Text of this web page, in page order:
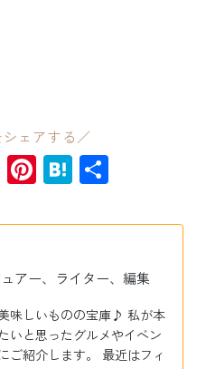
ェアする／
LinePinterest
Hatena
アー、ライター、編集
味しいものの宝庫♪ 私が本
いと思ったグルメやイベン
ご紹介します。 最近はフィ